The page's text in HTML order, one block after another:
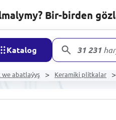
Bir-birden
Katalog 31 231
we abatlaýyş Keramiki plitkalar